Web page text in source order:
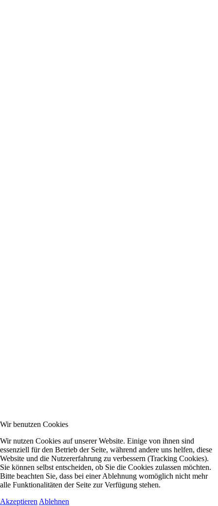
Wir benutzen Cookies
Wir nutzen Cookies auf unserer Website. Einige von ihnen sind
essenziell für den Betrieb der Seite, während andere uns helfen, diese
Website und die Nutzererfahrung zu verbessern (Tracking Cookies).
Sie können selbst entscheiden, ob Sie die Cookies zulassen möchten.
Bitte beachten Sie, dass bei einer Ablehnung womöglich nicht mehr
alle Funktionalitäten der Seite zur Verfügung stehen.
Akzeptieren Ablehnen